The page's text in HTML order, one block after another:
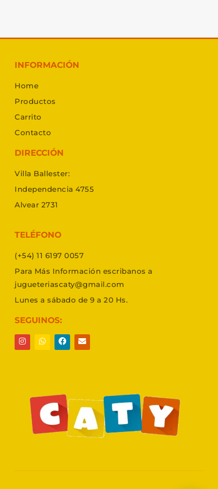
INFORMACIÓN
Home
Productos
Carrito
Contacto
DIRECCIÓN
Villa Ballester:
Independencia 4755
Alvear 2731
TELÉFONO
(+54) 11 6197 0057
Para Más Información escribanos a
jugueteriascaty@gmail.com
Lunes a sábado de 9 a 20 Hs.
SEGUINOS: